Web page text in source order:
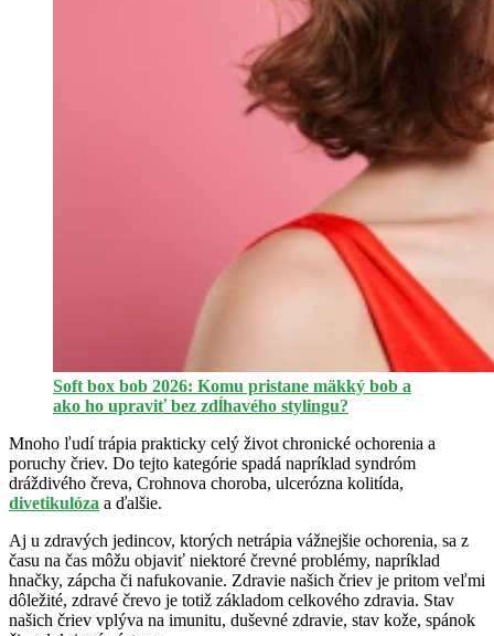
Soft box bob 2026: Komu pristane mäkký bob a
ako ho upraviť bez zdĺhavého stylingu?
Mnoho ľudí trápia prakticky celý život chronické ochorenia a
poruchy čriev. Do tejto kategórie spadá napríklad syndróm
dráždivého čreva, Crohnova choroba, ulcerózna kolitída,
divetikulóza a ďalšie.
Aj u zdravých jedincov, ktorých netrápia vážnejšie ochorenia, sa z
času na čas môžu objaviť niektoré črevné problémy, napríklad
hnačky, zápcha či nafukovanie. Zdravie našich čriev je pritom veľmi
dôležité, zdravé črevo je totiž základom celkového zdravia. Stav
našich čriev vplýva na imunitu, duševné zdravie, stav kože, spánok